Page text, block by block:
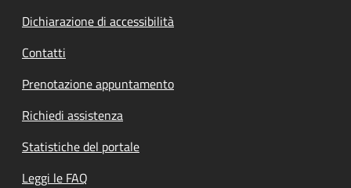
Dichiarazione di accessibilità
Contatti
Prenotazione appuntamento
Richiedi assistenza
Statistiche del portale
Leggi le FAQ